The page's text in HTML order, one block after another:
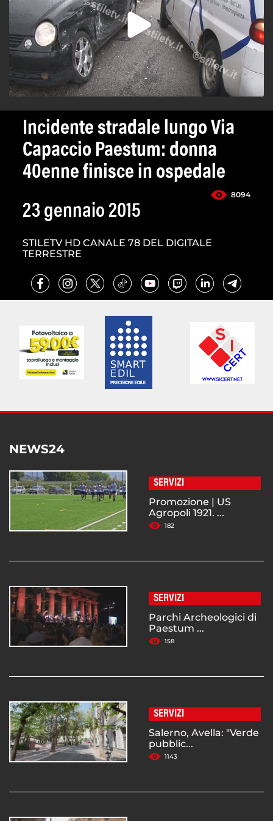
Incidente stradale lungo Via
Capaccio Paestum: donna
40enne finisce in ospedale
8094
23 gennaio 2015
STILETV HD CANALE 78 DEL DIGITALE
TERRESTRE
NEWS24
SERVIZI
Promozione | US
Agropoli 1921. ...
182
SERVIZI
Parchi Archeologici di
Paestum ...
158
SERVIZI
Salerno, Avella: "Verde
pubblic...
1143